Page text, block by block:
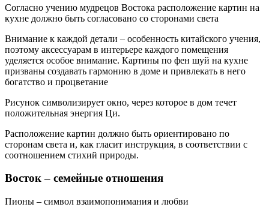
Согласно учению мудрецов Востока расположение картин на
кухне должно быть согласовано со сторонами света
Внимание к каждой детали – особенность китайского учения,
поэтому аксессуарам в интерьере каждого помещения
уделяется особое внимание. Картины по фен шуй на кухне
призваны создавать гармонию в доме и привлекать в него
богатство и процветание
Рисунок символизирует окно, через которое в дом течет
положительная энергия Ци.
Расположение картин должно быть ориентировано по
сторонам света и, как гласит инструкция, в соответствии с
соотношением стихий природы.
Восток – семейные отношения
Пионы – символ взаимопонимания и любви